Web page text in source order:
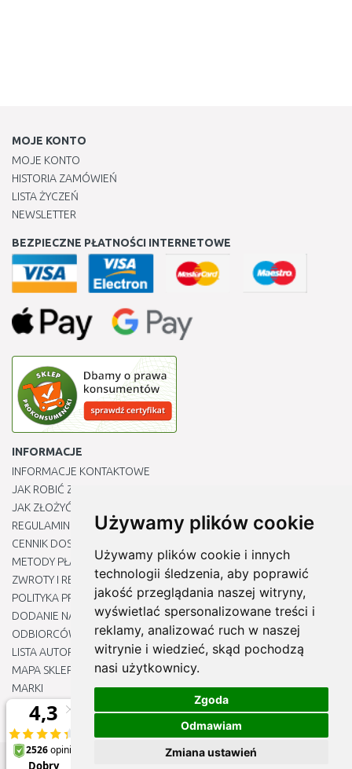
Używamy plików cookie
Używamy plików cookie i innych
technologii śledzenia, aby poprawić
jakość przeglądania naszej witryny,
wyświetlać spersonalizowane treści i
reklamy, analizować ruch w naszej
witrynie i wiedzieć, skąd pochodzą
nasi użytkownicy.
Zgoda
Odmawiam
Zmiana ustawień
MOJE KONTO
MOJE KONTO
HISTORIA ZAMÓWIEŃ
LISTA ŻYCZEŃ
NEWSLETTER
BEZPIECZNE PŁATNOŚCI INTERNETOWE
INFORMACJE
INFORMACJE KONTAKTOWE
JAK ROBIĆ ZAKUPY ?
JAK ZŁOŻYĆ REKLAMACJĘ
REGULAMIN
CENNIK DOSTAWY
METODY PŁATNOŚCI
ZWROTY I REKLAMACJE PRODUKTÓW
POLITYKA PRYWATNOŚCI
DODANIE NASZYCH ADRESÓW E-MAIL DO LISTY ZAUFANYCH
ODBIORCÓW
LISTA AUTORYZOWANYCH CENTRÓW SERWISOWYCH
MAPA SKLEPU
MARKI
BLOGU
EDYTUJ MOJE PREFERENCJE DOTYCZĄCE PLIKÓW COOKIE
© 2012 - 2026